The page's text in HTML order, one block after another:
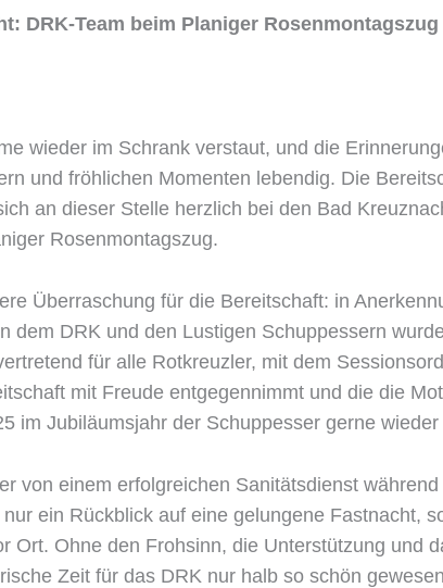
DRK-Team beim Planiger Rosenmontagszug
wieder im Schrank verstaut, und die
und fröhlichen Momenten lebendig. Die
an dieser Stelle herzlich bei den Bad
Rosenmontagszug.
Überraschung für die Bereitschaft: in
dem DRK und den Lustigen Schuppessern
für alle Rotkreuzler, mit dem
mit Freude entgegennimmt und die die
im Jubiläumsjahr der Schuppesser gerne
von einem erfolgreichen Sanitätsdienst während
ein Rückblick auf eine gelungene Fastnacht,
Ort. Ohne den Frohsinn, die Unterstützung und
Zeit für das DRK nur halb so schön